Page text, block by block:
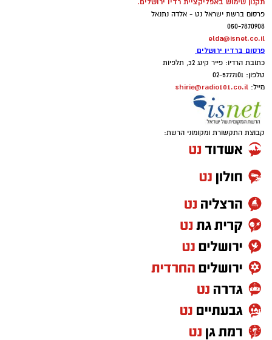
תקנון שימוש באפליקציית רדיו ירושלים.
פרסום ברשת ישראל נט - אלדה נתנאל
050-7870908
elda@isnet.co.il
פרסום ברדיו ירושלים
כתובת הרדיו: פייר קינג 32, תלפיות
טלפון: 02-5777101
מייל: shirie@radio101.co.il
קבוצת התקשורת ומקומוני הרשת: